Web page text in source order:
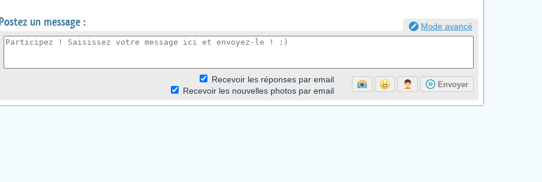
Postez un message : Mode avancé
Recevoir les réponses par email
Recevoir les nouvelles photos par email
Envoyer